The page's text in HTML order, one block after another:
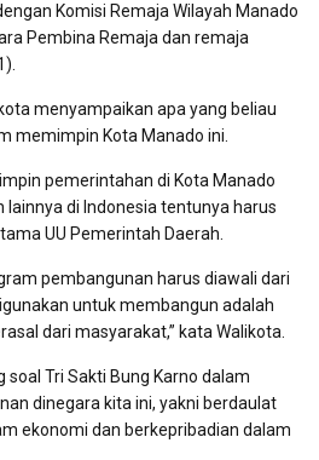
Komisi Remaja Wilayah Manado
Pembina Remaja dan remaja
menyampaikan apa yang beliau
memimpin Kota Manado ini.
pemerintahan di Kota Manado
di Indonesia tentunya harus
UU Pemerintah Daerah.
pembangunan harus diawali dari
untuk membangun adalah
dari masyarakat,” kata Walikota.
Tri Sakti Bung Karno dalam
dinegara kita ini, yakni berdaulat
ekonomi dan berkepribadian dalam